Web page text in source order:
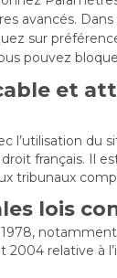
avancés. Dans
sur
pouvez
et
l’utilisation du
français. Il
tribunaux
lois
1978,
2004 relative à